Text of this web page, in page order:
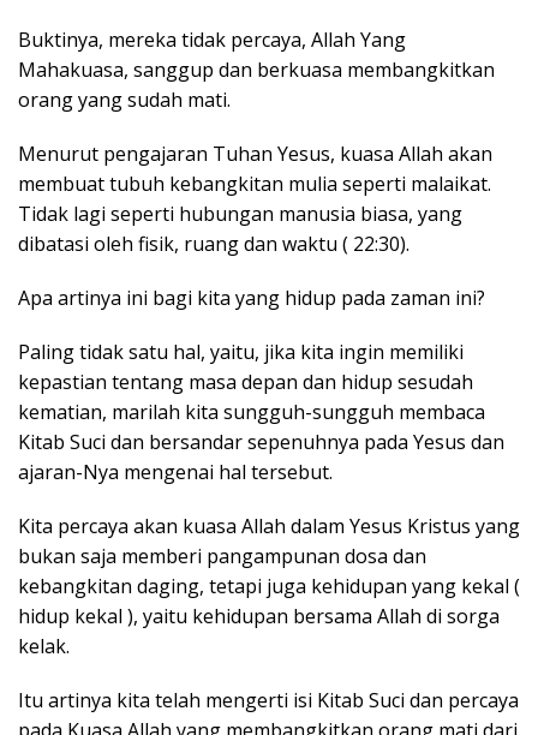
Buktinya, mereka tidak percaya, Allah Yang
Mahakuasa, sanggup dan berkuasa membangkitkan
orang yang sudah mati.
Menurut pengajaran Tuhan Yesus, kuasa Allah akan
membuat tubuh kebangkitan mulia seperti malaikat.
Tidak lagi seperti hubungan manusia biasa, yang
dibatasi oleh fisik, ruang dan waktu ( 22:30).
Apa artinya ini bagi kita yang hidup pada zaman ini?
Paling tidak satu hal, yaitu, jika kita ingin memiliki
kepastian tentang masa depan dan hidup sesudah
kematian, marilah kita sungguh-sungguh membaca
Kitab Suci dan bersandar sepenuhnya pada Yesus dan
ajaran-Nya mengenai hal tersebut.
Kita percaya akan kuasa Allah dalam Yesus Kristus yang
bukan saja memberi pangampunan dosa dan
kebangkitan daging, tetapi juga kehidupan yang kekal (
hidup kekal ), yaitu kehidupan bersama Allah di sorga
kelak.
Itu artinya kita telah mengerti isi Kitab Suci dan percaya